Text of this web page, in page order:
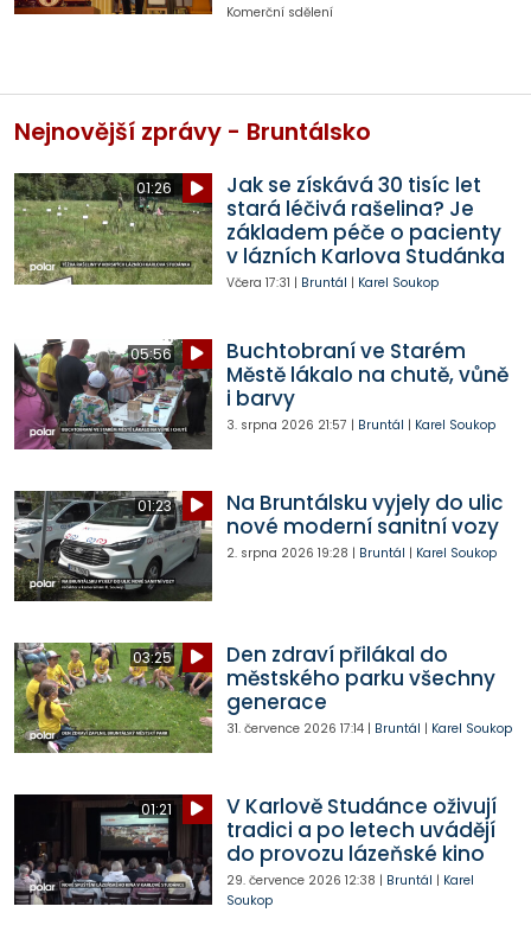
Komerční sdělení
Nejnovější zprávy - Bruntálsko
01:26
Jak se získává 30 tisíc let
stará léčivá rašelina? Je
základem péče o pacienty
v lázních Karlova Studánka
Včera 17:31 | Bruntál | Karel Soukop
05:56
Buchtobraní ve Starém
Městě lákalo na chutě, vůně
i barvy
3. srpna 2026 21:57 | Bruntál | Karel Soukop
01:23
Na Bruntálsku vyjely do ulic
nové moderní sanitní vozy
2. srpna 2026 19:28 | Bruntál | Karel Soukop
03:25
Den zdraví přilákal do
městského parku všechny
generace
31. července 2026 17:14| Bruntál | Karel Soukop
01:21
V Karlově Studánce oživují
tradici a po letech uvádějí
do provozu lázeňské kino
29. července 2026 12:38 | Bruntál | Karel
Soukop